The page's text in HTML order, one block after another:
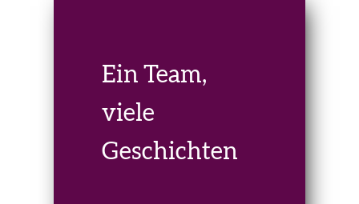
Ein Team,
viele
Geschichten